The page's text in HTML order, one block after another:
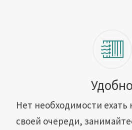
Удобно
Нет необходимости ехать
своей очереди,